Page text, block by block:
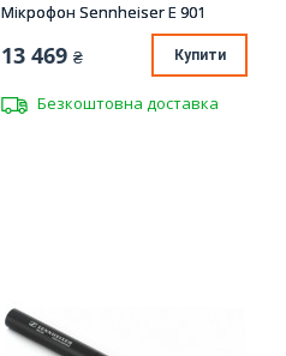
Мікрофон Sennheiser E 901
13 469 ₴ Купити
Безкоштовна доставка